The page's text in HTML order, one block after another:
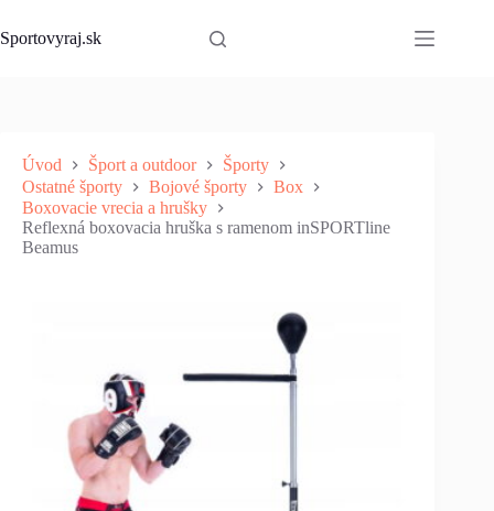
to
content
Sportovyraj.sk
Úvod Šport a outdoor
Športy
Ostatné športy
Bojové športy
Box
Boxovacie vrecia a hrušky
Reflexná boxovacia hruška s ramenom inSPORTline
Beamus